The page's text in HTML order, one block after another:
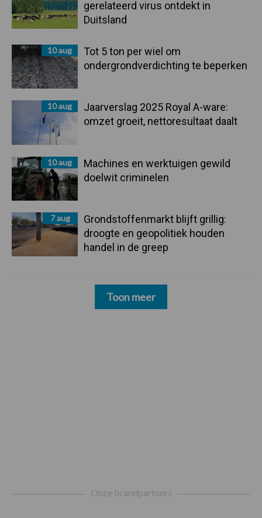
gerelateerd virus ontdekt in
Duitsland
10 aug
Tot 5 ton per wiel om
ondergrondverdichting te beperken
10 aug
Jaarverslag 2025 Royal A-ware:
omzet groeit, nettoresultaat daalt
10 aug
Machines en werktuigen gewild
doelwit criminelen
7 aug
Grondstoffenmarkt blijft grillig:
droogte en geopolitiek houden
handel in de greep
Toon meer
Onze brandpartners